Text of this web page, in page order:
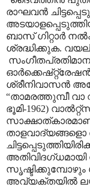
രാഘവൻ
ബാസ് ഗിറ്റാർ
ശ്രദ്ധിക്കുക.
ശ്രീനിവാസൻ
“താമരത്തുമ്പീ
ഭൂമി-1962)
താളവാദ്യങ്ങളൊ
അതിവിദഗ്ധമായി
സൃഷ്ടിക്കുമ്പോഴും
അവ്യക്തയിൽ